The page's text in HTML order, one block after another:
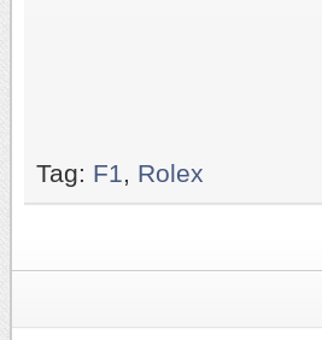
Tag: F1 Rolex